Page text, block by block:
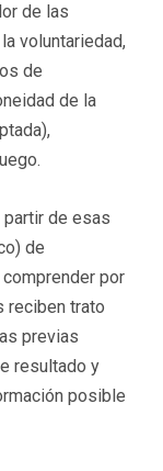
de las
voluntariedad,
de
de la
partir de esas
de
por
reciben trato
previas
resultado y
posible